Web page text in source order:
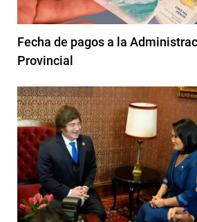
Fecha de pagos a la
Provincial